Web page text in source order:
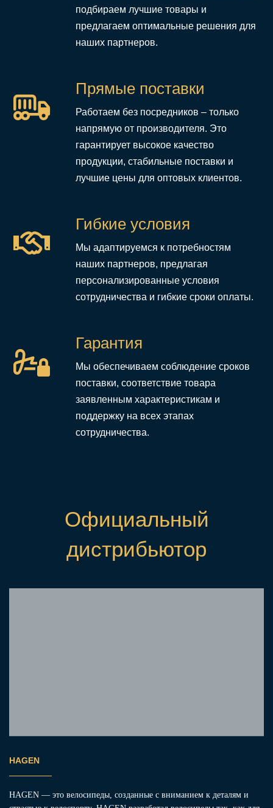
подбираем лучшие товары и
предлагаем оптимальные решения для
наших партнеров.
Прямые поставки
Работаем без посредников – только
напрямую от производителя. Это
гарантирует высокое качество
продукции, стабильные поставки и
лучшие цены для оптовых клиентов.
Гибкие условия
Мы адаптируемся к потребностям
наших партнеров, предлагая
персонализированные условия
сотрудничества и гибкие сроки оплаты.
Гарантия
Мы обеспечиваем соблюдение сроков
поставки, соответствие товара
заявленным характеристикам и
поддержку на всех этапах
сотрудничества.
Официальный
дистрибьютор
HAGEN
HAGEN — это велосипеды, созданные с вниманием к деталям и